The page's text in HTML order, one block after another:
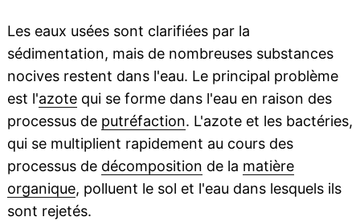
Les eaux usées sont clarifiées par la
sédimentation, mais de nombreuses substances
nocives restent dans l'eau. Le principal problème
est l'azotequi se forme dans l'eau en raison des
processus de putréfaction. L'azote et les bactéries,
qui se multiplient rapidement au cours des
processus de décomposition de la matière
organique, polluent le sol et l'eau dans lesquels ils
sont rejetés.